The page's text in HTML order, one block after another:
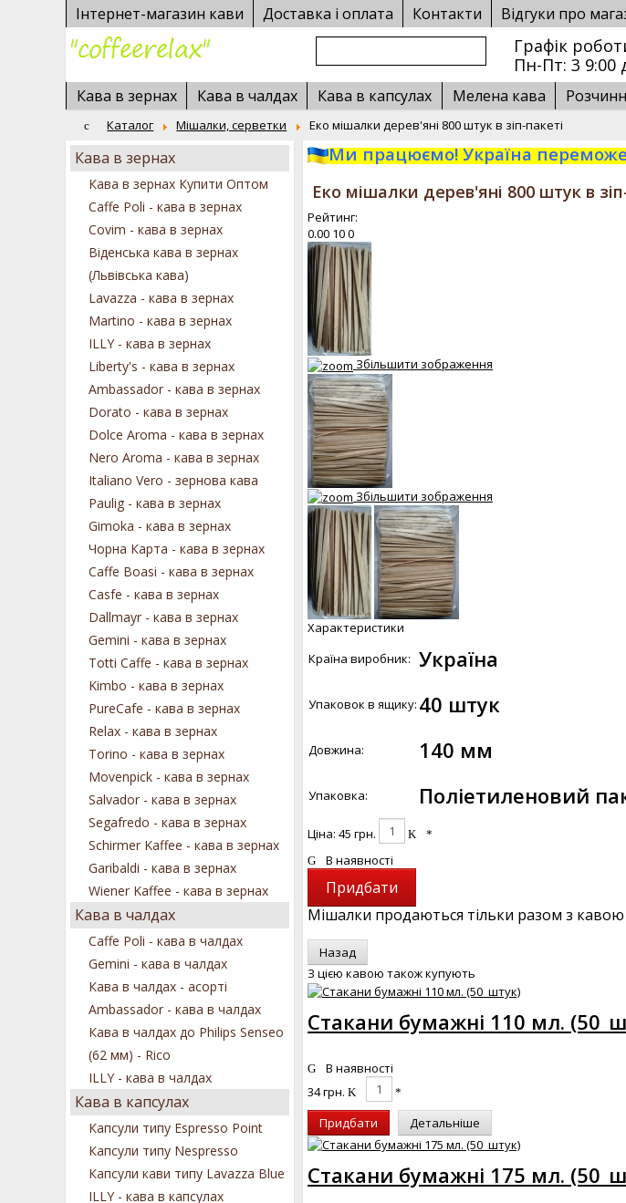
Графік
Пн-Пт: 3 9:00
Інтернет-магазин кави Доставка і оплата Контакти Відгуки про
Кава в зернах Кава в чалдах Кава в капсулах Мелена кава
Каталог Мішалки, серветки Еко мішалки дерев'яні 800 штук в зіп-пакеті
Ми працюємо! Україна
Еко мішалки дерев'яні 800 штук в
Рейтинг:
0.00 100
Збільшити зображення
Збільшити зображення
Характеристики
Країна виробник: Україна
Упаковок в ящику: 40 штук
Довжина: 140 мм
Упаковка: Поліетиленовий
Ціна: 45 грн.
В наявності
Мішалки продаються тільки разом з кавою
З цією кавою також купують
Стакани бумажні 110 мл.
В наявності
34 грн.
Придбати
Детальніше
Стакани бумажні 175 мл.
Кава в зернах
Кава в зернах Купити Оптом
Caffe Poli - кава в зернах
Covim - кава в зернах
Віденська кава в зернах
(Львівська кава)
Lavazza - кава в зернах
Martino - кава в зернах
ILLY - кава в зернах
Liberty's - кава в зернах
Ambassador - кава в зернах
Dorato - кава в зернах
Dolce Aroma - кава в зернах
Nero Aroma - кава в зернах
Italiano Vero - зернова кава
Paulig - кава в зернах
Gimoka - кава в зернах
Чорна Карта - кава в зернах
Caffe Boasi - кава в зернах
Casfe - кава в зернах
Dallmayr - кава в зернах
Gemini - кава в зернах
Totti Caffe - кава в зернах
Kimbo - кава в зернах
PureCafe - кава в зернах
Relax - кава в зернах
Torino - кава в зернах
Movenpick - кава в зернах
Salvador - кава в зернах
Segafredo - кава в зернах
Schirmer Kaffee - кава в зернах
Garibaldi - кава в зернах
Wiener Kaffee - кава в зернах
Кава в чалдах
Caffe Poli - кава в чалдах
Gemini - кава в чалдах
Кава в чалдах - асорті
Ambassador - кава в чалдах
Кава в чалдах до Philips Senseo
(62 мм) - Rico
ILLY - кава в чалдах
Кава в капсулах
Капсули типу Espresso Point
Капсули типу Nespresso
Капсули кави типу Lavazza Blue
ILLY - кава в капсулах